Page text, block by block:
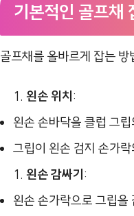
기본적인 골프채
골프채를 올바르게 잡는
왼손 위치 :
왼손 손바닥을 클럽 그
그립이 왼손 검지 손가
왼손 감싸기 :
왼손 손가락으로 그립을